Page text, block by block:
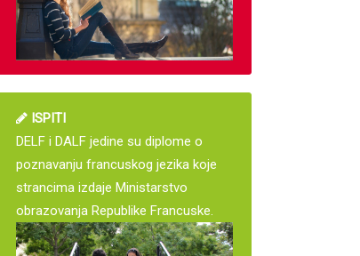
ISPITI
DELF i DALF jedine su diplome o
poznavanju francuskog jezika koje
strancima izdaje Ministarstvo
obrazovanja Republike Francuske.